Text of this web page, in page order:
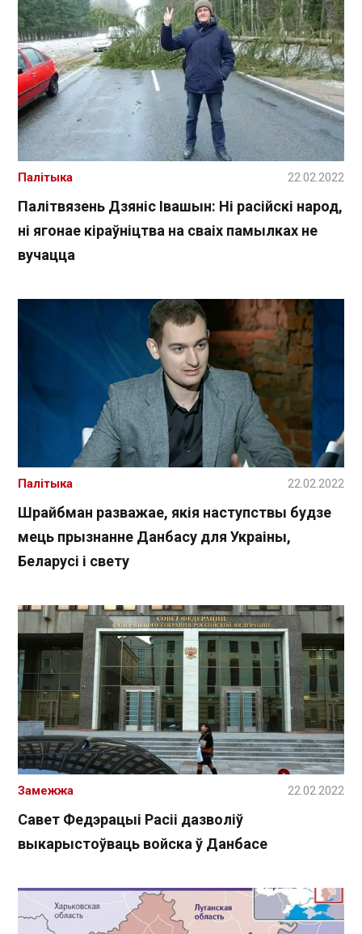
Палітвязень Дзяніс Івашын: Ні расійскі народ,
ні ягонае кіраўніцтва на сваіх памылках не
вучацца
Палітыка 22.02.2022
Шрайбман разважае, якія наступствы будзе
мець прызнанне Данбасу для Украіны,
Беларусі і свету
Палітыка 22.02.2022
Савет Федэрацыі Расіі дазволіў
выкарыстоўваць войска ў Данбасе
Замежжа 22.02.2022